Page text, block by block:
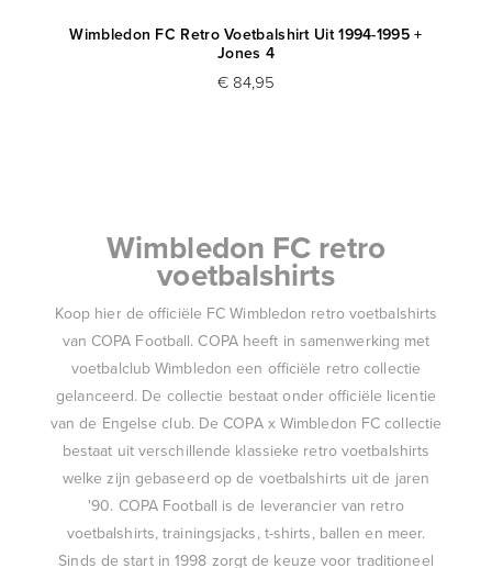
Wimbledon FC Retro Voetbalshirt Uit 1994-1995 +
Jones 4
€ 84,95
Wimbledon FC retro
voetbalshirts
Koop hier de officiële FC Wimbledon retro voetbalshirts
van COPA Football. COPA heeft in samenwerking met
voetbalclub Wimbledon een officiële retro collectie
gelanceerd. De collectie bestaat onder officiële licentie
van de Engelse club. De COPA x Wimbledon FC collectie
bestaat uit verschillende klassieke retro voetbalshirts
welke zijn gebaseerd op de voetbalshirts uit de jaren
'90. COPA Football is de leverancier van retro
voetbalshirts, trainingsjacks, t-shirts, ballen en meer.
Sinds de start in 1998 zorgt de keuze voor traditioneel